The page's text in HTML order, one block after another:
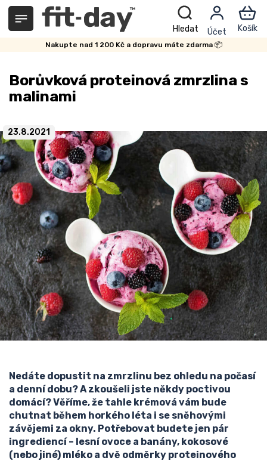
Přejít
obsah
Nakupte nad 1 200 Kč a dopravu máte zdarma 📦
Borůvková proteinová zmrzlina s
malinami
23.8.2021
Nedáte dopustit na zmrzlinu bez ohledu na počasí
a denní dobu? A zkoušeli jste někdy poctivou
domácí? Věříme, že tahle krémová vám bude
chutnat během horkého léta i se sněhovými
závějemi za okny. Potřebovat budete jen pár
ingrediencí – lesní ovoce a banány, kokosové
(nebo jiné) mléko a dvě odměrky proteinového